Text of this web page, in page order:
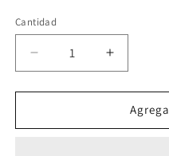
Cantidad
Reducir
cantidad
para
002
Aumentar
cantidad
para
Religioso
002